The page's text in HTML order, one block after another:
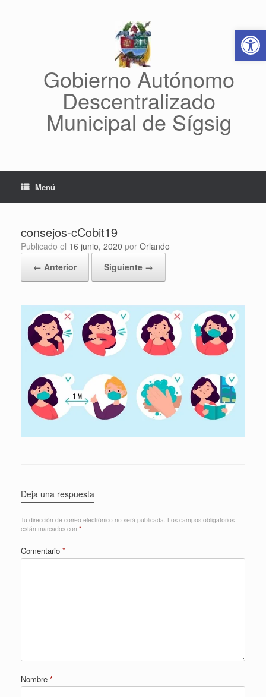
Abrir
Gobierno Autónomo
Descentralizado
Municipal de Sígsig
Menú
consejos-cCobit19
Publicado el 16 junio, 2020 por Orlando
← Anterior
Siguiente →
Deja una respuesta
Tu dirección de correo electrónico no será publicada. Los campos obligatorios
están marcados con *
Comentario *
Nombre *